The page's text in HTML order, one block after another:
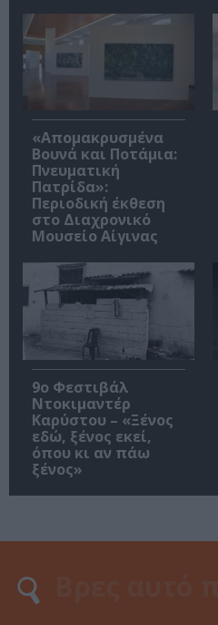
«Απομακρυσμένα
Βουνά και Ποτάμια:
Πνευματική
Πατρίδα»:
Περιοδική έκθεση
στο Διαχρονικό
Μουσείο Αίγινας
9ο Φεστιβάλ
Ντοκιμαντέρ
Καρύστου – «Ξένος
εδώ, ξένος εκεί,
όπου κι αν πάω
ξένος»